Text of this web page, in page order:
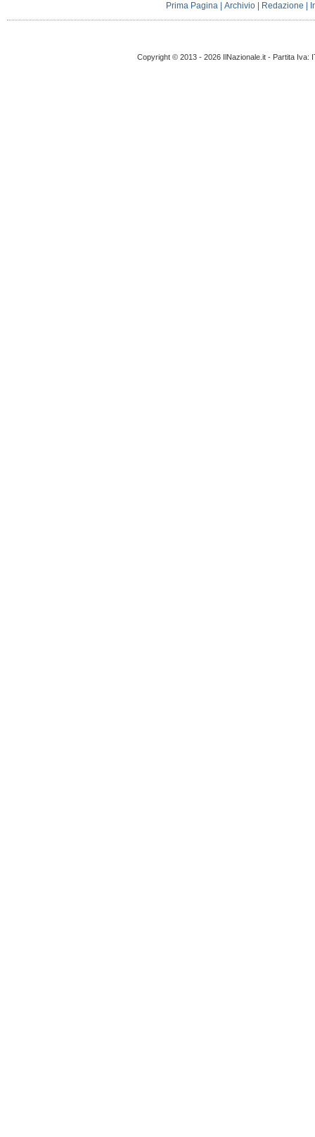
Prima Pagina |Archivio Redazione
Copyright © 2013 - 2026 IlNazionale.it - Partita Iva: